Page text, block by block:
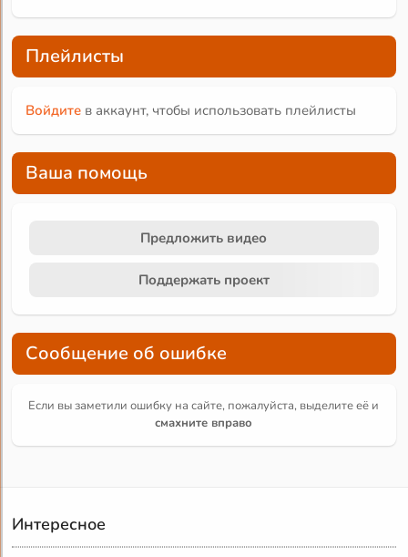
Плейлисты
Войдите в аккаунт, чтобы использовать плейлисты
Ваша помощь
Предложить видео
Поддержать проект
Сообщение об ошибке
Если вы заметили ошибку на сайте, пожалуйста, выделите её и
смахните вправо
Интересное